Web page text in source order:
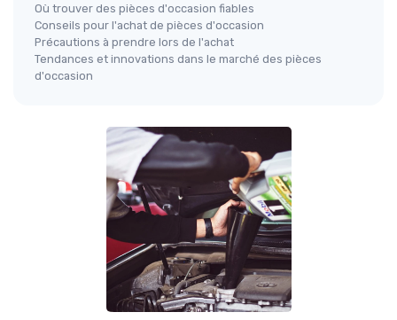
Où trouver des pièces d'occasion fiables
Conseils pour l'achat de pièces d'occasion
Précautions à prendre lors de l'achat
Tendances et innovations dans le marché des pièces
d'occasion